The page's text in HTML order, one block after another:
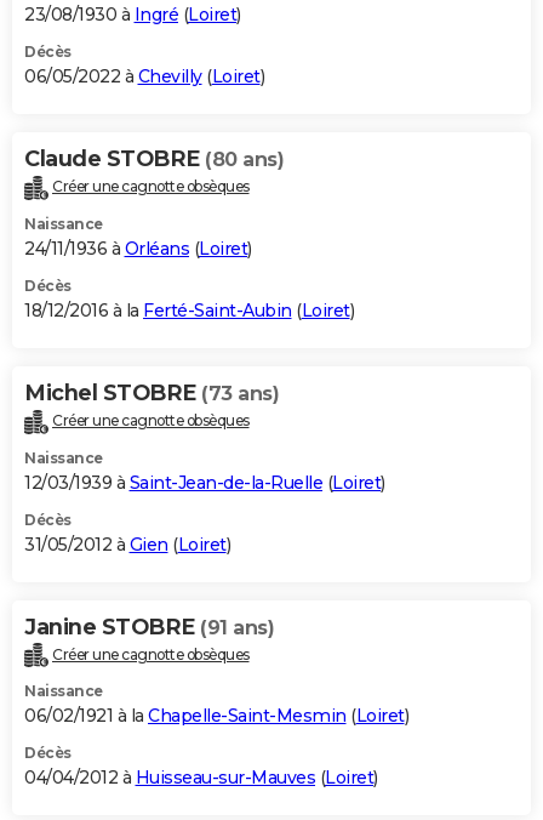
S'inscrire
Se connecter
Lycées
Collèges
Primaires
Universités
Entreprises
Service militaire
Avis de recherche
AVIS DE DÉCÈS
Bricolage
Lifestyle
Culture
Sport
Auto
Television
Voyage
Cinema
23/08/1930 à Ingré (Loiret)
Décès
06/05/2022 à Chevilly(Loiret)
Claude STOBRE (80 ans)
Créer une cagnotte obsèques
Naissance
24/11/1936 à Orléans (Loiret)
Décès
18/12/2016 à la Ferté-Saint-Aubin (Loiret)
Michel STOBRE (73 ans)
Créer une cagnotte obsèques
Naissance
12/03/1939 à Saint-Jean-de-la-Ruelle (Loiret)
Décès
31/05/2012 à Gien (Loiret)
Janine STOBRE (91 ans)
Créer une cagnotte obsèques
Naissance
06/02/1921 à la Chapelle-Saint-Mesmin (Loiret)
Décès
04/04/2012 à Huisseau-sur-Mauves (Loiret)